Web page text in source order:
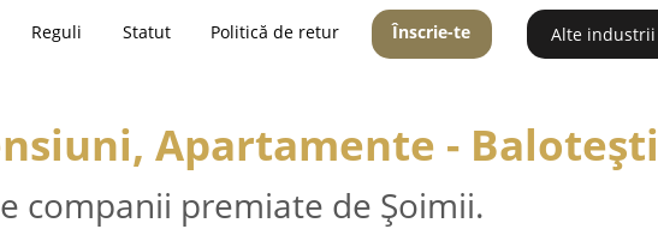
Reguli Statut Politică de retur Înscrie-te Alte industrii
Apartamente - Baloteşti
companii premiate de Șoimii.